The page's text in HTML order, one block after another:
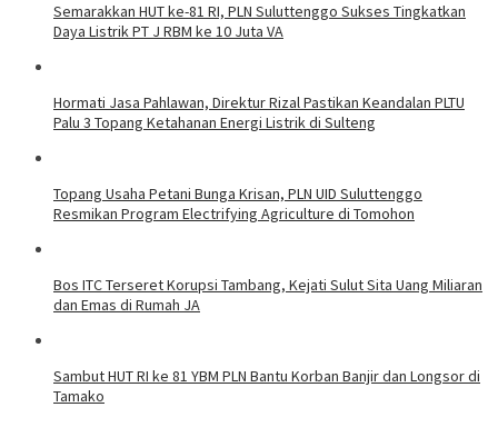
Semarakkan HUT ke-81 RI, PLN Suluttenggo Sukses Tingkatkan
Daya Listrik PT J RBM ke 10 Juta VA
Hormati Jasa Pahlawan, Direktur Rizal Pastikan Keandalan PLTU
Palu 3 Topang Ketahanan Energi Listrik di Sulteng
Topang Usaha Petani Bunga Krisan, PLN UID Suluttenggo
Resmikan Program Electrifying Agriculture di Tomohon
Bos ITC Terseret Korupsi Tambang, Kejati Sulut Sita Uang Miliaran
dan Emas di Rumah JA
Sambut HUT RI ke 81 YBM PLN Bantu Korban Banjir dan Longsor di
Tamako